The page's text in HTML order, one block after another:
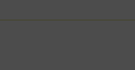
informazioni che ha fornito loro o